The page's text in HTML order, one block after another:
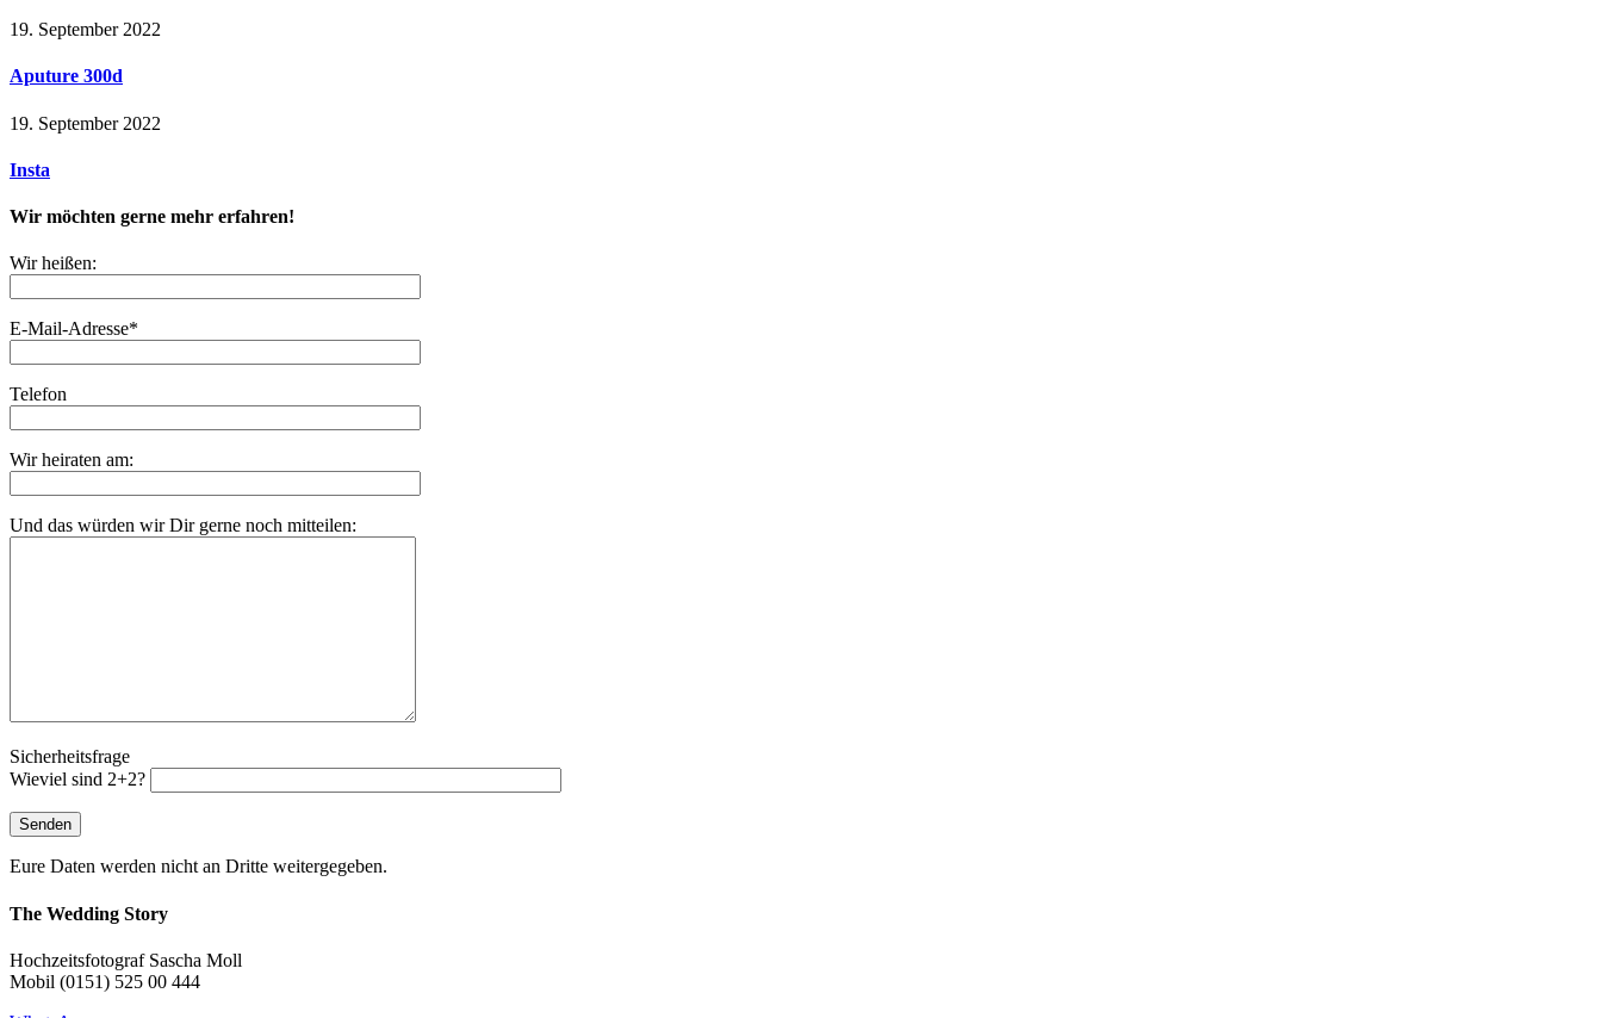
19. September 2022
Aputure 300d
19. September 2022
Insta
Wir möchten gerne mehr erfahren!
Wir heißen:
E-Mail-Adresse*
Telefon
Wir heiraten am:
Und das würden wir Dir gerne noch mitteilen:
Sicherheitsfrage
Wieviel sind 2+2?
Eure Daten werden nicht an Dritte weitergegeben.
The Wedding Story
Hochzeitsfotograf Sascha Moll
Mobil (0151) 525 00 444